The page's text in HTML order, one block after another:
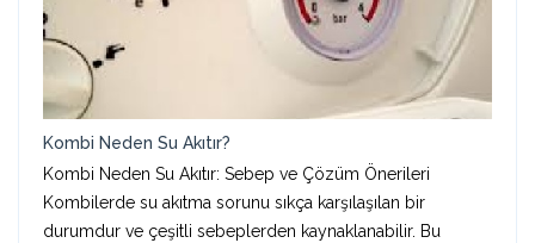
Kombi Neden Su Akıtır?
Kombi Neden Su Akıtır: Sebep ve Çözüm Önerileri
Kombilerde su akıtma sorunu sıkça karşılaşılan bir
durumdur ve çeşitli sebeplerden kaynaklanabilir. Bu